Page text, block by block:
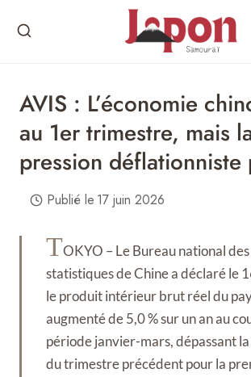
AVIS : L’économie
au 1er trimestre, mais
pression déflationniste
Publié le 17 juin 2026
TOKYO – Le Bureau national des
statistiques de Chine a déclaré le
le produit intérieur brut réel du
augmenté de 5,0 % sur un an au
période janvier-mars, dépassant
du trimestre précédent pour la